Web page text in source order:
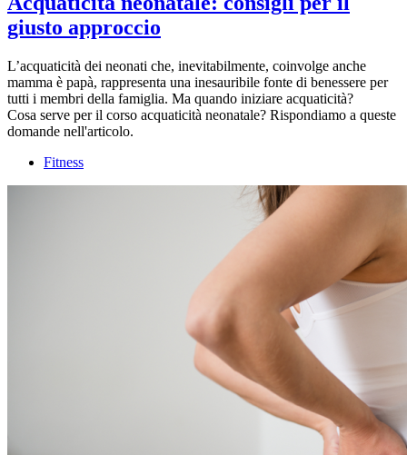
giusto approccio
L’acquaticità dei neonati che, inevitabilmente, coinvolge anche
mamma è papà, rappresenta una inesauribile fonte di benessere per
tutti i membri della famiglia. Ma quando iniziare acquaticità?
Cosa serve per il corso acquaticità neonatale? Rispondiamo a queste
domande nell'articolo.
Fitness